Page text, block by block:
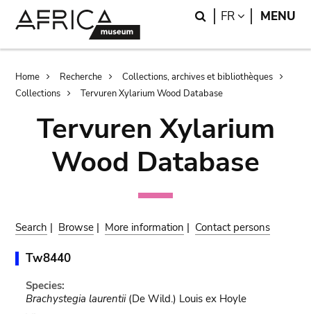
Search
FR LANGUAGE
MENU
Breadcrumb
Home Recherche
Collections, archives et bibliothèques
Collections
Tervuren Xylarium Wood Database
Tervuren Xylarium
Wood Database
Search | Browse | More information | Contact persons
Tw8440
Species:
Brachystegia laurentii(De Wild.) Louis ex Hoyle